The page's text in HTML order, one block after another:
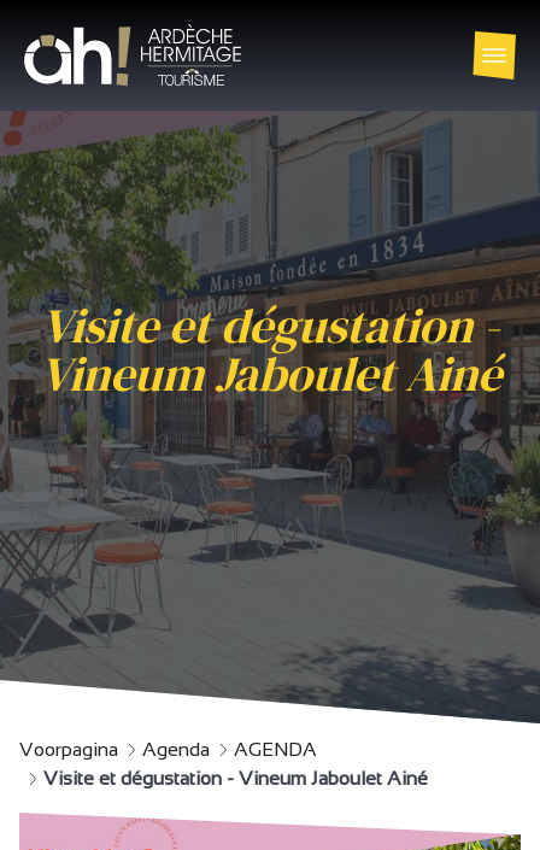
Visite et dégustation -
Vineum Jaboulet Ainé
Voorpagina Agenda
AGENDA
Visite et dégustation - Vineum Jaboulet Ainé